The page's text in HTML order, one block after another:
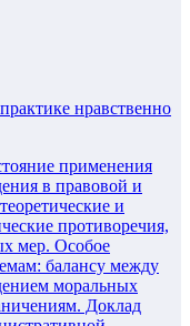
нравственно
применения
в правовой и
и
противоречия,
мер. Особое
балансу между
моральных
Доклад